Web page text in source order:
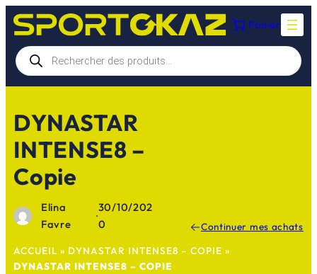
Aller
au
contenu
Panier
Recherche
de
produits
DYNASTAR
INTENSE8 –
Copie
Elina
Favre
·
30/10/202
0
Continuer mes achats
ACCUEIL » DYNASTAR INTENSE8 – COPIE »
DYNASTAR INTENSE8 – COPIE